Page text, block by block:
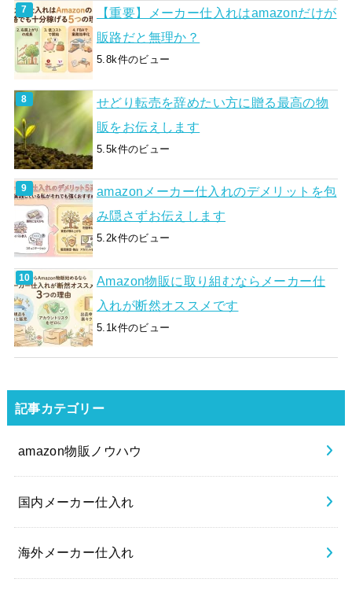
【重要】メーカー仕入れはamazonだけが
販路だと無理か？
5.8k件のビュー
せどり転売を辞めたい方に贈る最高の物
販をお伝えします
5.5k件のビュー
amazonメーカー仕入れのデメリットを包
み隠さずお伝えします
5.2k件のビュー
Amazon物販に取り組むならメーカー仕
入れが断然オススメです
5.1k件のビュー
記事カテゴリー
amazon物販ノウハウ
国内メーカー仕入れ
海外メーカー仕入れ